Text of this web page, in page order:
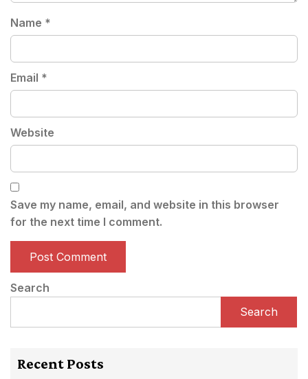
Name *
Email *
Website
Save my name, email, and website in this browser
for the next time I comment.
Search
Search
Recent Posts